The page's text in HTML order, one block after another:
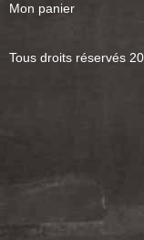
Mon panier
Tous droits réservés